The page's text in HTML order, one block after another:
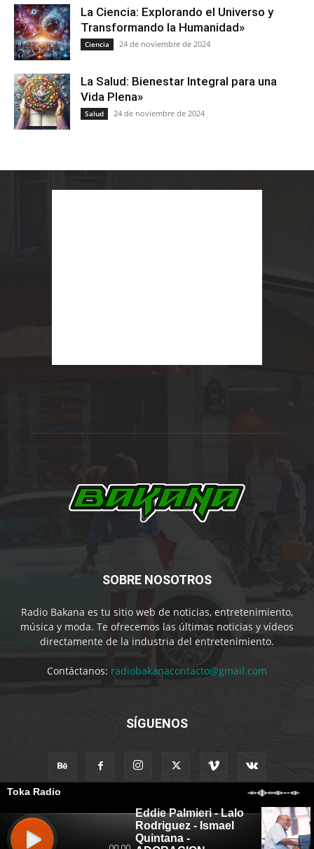
La Ciencia: Explorando el Universo y
Transformando la Humanidad»
Ciencia 24 de noviembre de 2024
La Salud: Bienestar Integral para una
Vida Plena»
Salud 24 de noviembre de 2024
SOBRE NOSOTROS
Radio Bakana es tu sitio web de noticias, entretenimiento,
música y moda. Te ofrecemos las últimas noticias y vídeos
directamente de la industria del entretenimiento.
Contáctanos: radiobakanacontacto@gmail.com
SÍGUENOS
Advertisement Blog Contact us Buy now
© Osvaldo Puente by Radio Bakana